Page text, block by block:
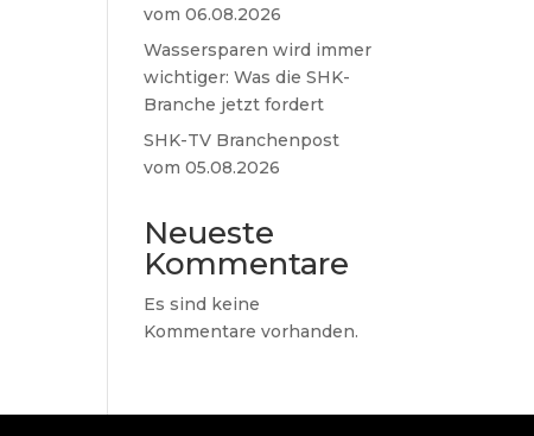
vom 06.08.2026
Wassersparen wird immer
wichtiger: Was die SHK-
Branche jetzt fordert
SHK-TV Branchenpost
vom 05.08.2026
Neueste
Kommentare
Es sind keine
Kommentare vorhanden.